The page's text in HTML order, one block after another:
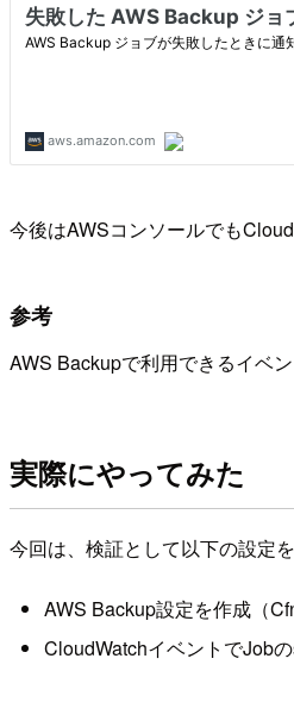
今後はAWSコンソールでも
参考
AWS Backupで利用できるイベ
実際にやってみた
今回は、検証として以下の設定
AWS Backup設定を作成（
CloudWatchイベントでJob